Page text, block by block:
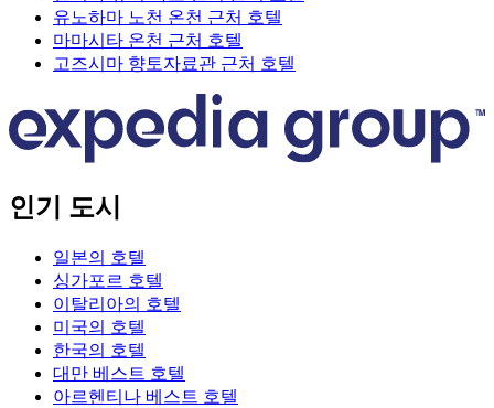
유노하마 노천 온천 근처 호텔
마마시타 온천 근처 호텔
고즈시마 향토자료관 근처 호텔
인기 도시
일본의 호텔
싱가포르 호텔
이탈리아의 호텔
미국의 호텔
한국의 호텔
대만 베스트 호텔
아르헨티나 베스트 호텔